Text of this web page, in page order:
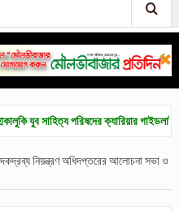
সাহিত্য পরিষদের ক্যারিয়ার গাইডলাইন ও
নিয়ন্ত্রণ অধিদপ্তরের আলোচনা সভা ও